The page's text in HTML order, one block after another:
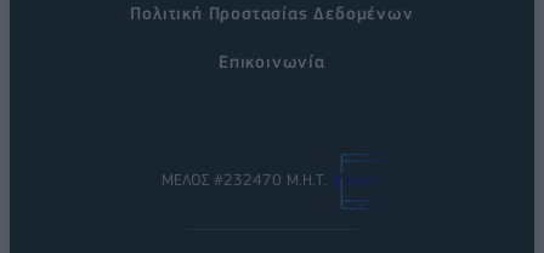
Πολιτική Προστασίας Δεδομένων
Επικοινωνία
ΜΕΛΟΣ #232470 Μ.Η.Τ.